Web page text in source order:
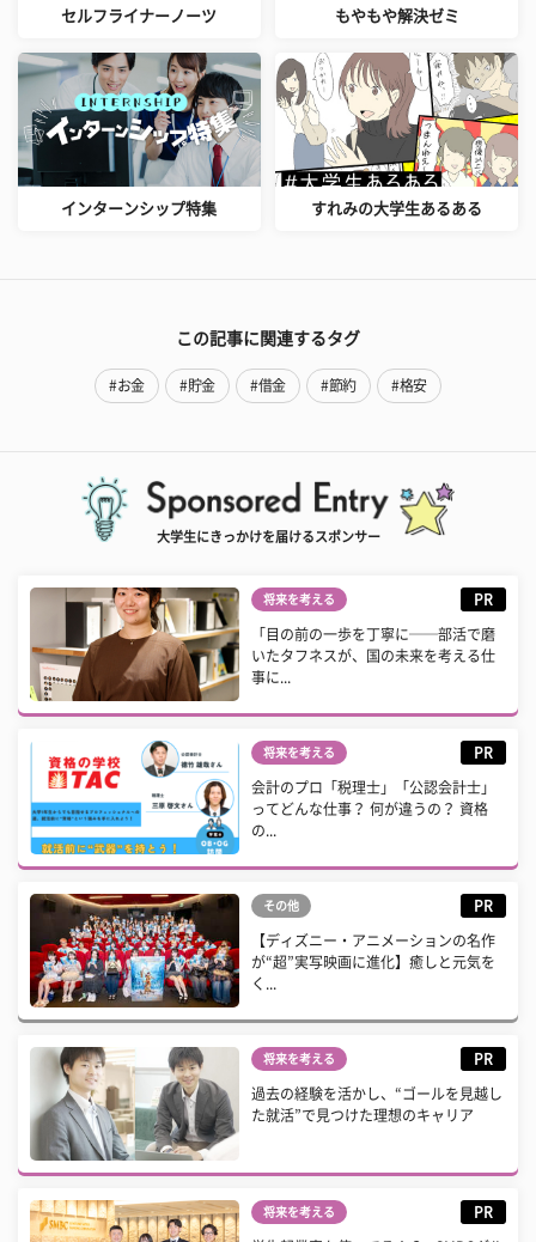
セルフライナーノーツ もやもや解決ゼミ
インターンシップ特集 すれみの大学生あるある
この記事に関連するタグ
#お金 #貯金 #借金 #節約 #格安
大学生にきっかけを届けるスポンサー
将来を考える PR
「目の前の一歩を丁寧に──部活で磨
いたタフネスが、国の未来を考える仕
事に...
将来を考える PR
会計のプロ「税理士」「公認会計士」
ってどんな仕事？ 何が違うの？ 資格
の...
その他 PR
【ディズニー・アニメーションの名作
が“超”実写映画に進化】癒しと元気を
く...
将来を考える PR
過去の経験を活かし、“ゴールを見越し
た就活”で見つけた理想のキャリア
将来を考える PR